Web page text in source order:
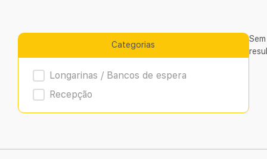
Categorias
Product Archive
Longarinas / Bancos de espera
Recepção